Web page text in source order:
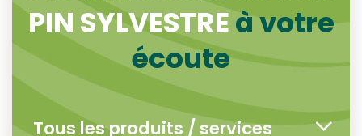
PIN SYLVESTREà votre
écoute